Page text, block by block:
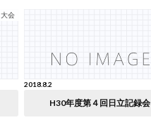
大会
2018.8.2
H30年度第４回日立記録会